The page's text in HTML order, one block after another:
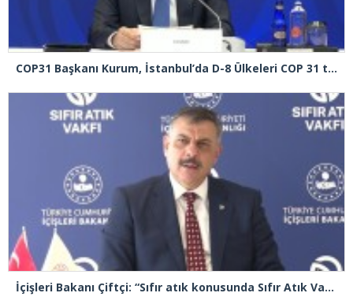
COP31 Başkanı Kurum, İstanbul’da D-8 Ülkeleri COP 31 toplantısına başkanlık etti
İçişleri Bakanı Çiftçi: “Sıfır atık konusunda Sıfır Atık Vakfımızla beraber iş ve güç birliği yapıyoruz”